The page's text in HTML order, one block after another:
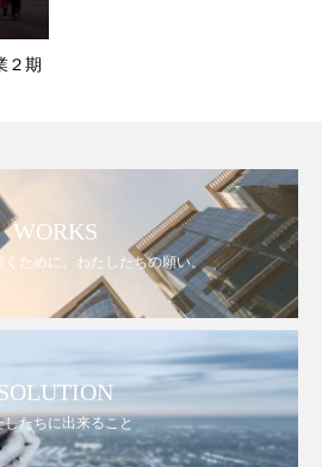
２期
WORKS
くために。わたしたちの願い。
したちに出来ること